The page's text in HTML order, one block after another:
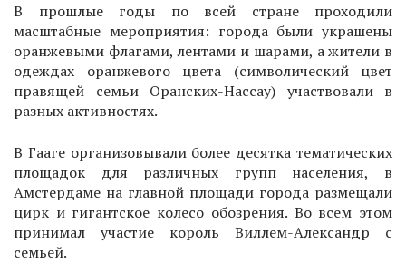
В прошлые годы по всей стране проходили
масштабные мероприятия: города были украшены
оранжевыми флагами, лентами и шарами, а жители в
одеждах оранжевого цвета (символический цвет
правящей семьи Оранских-Нассау) участвовали в
разных активностях.
В Гааге организовывали более десятка тематических
площадок для различных групп населения, в
Амстердаме на главной площади города размещали
цирк и гигантское колесо обозрения. Во всем этом
принимал участие король Виллем-Александр с
семьей.